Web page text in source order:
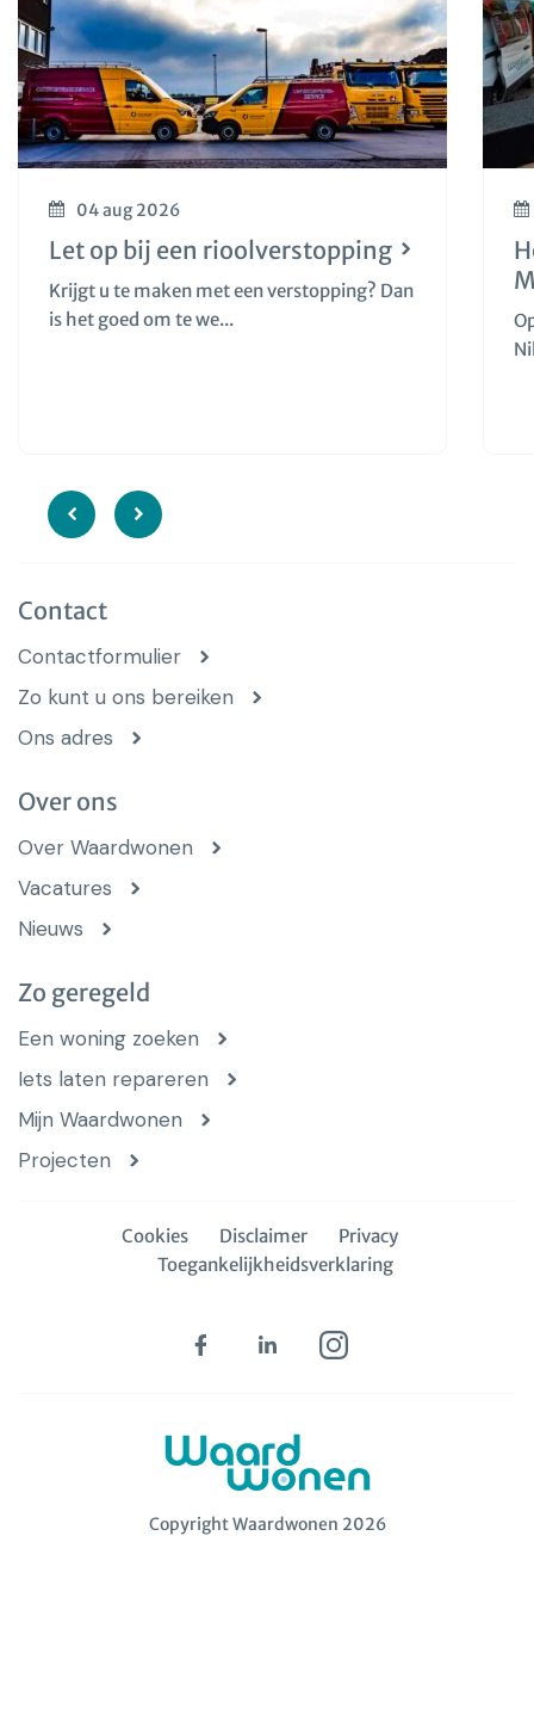
04 aug 2026
Let op bij een rioolverstopping
Krijgt u te maken met een verstopping? Dan
is het goed om te we...
Contact
Contactformulier
Zo kunt u ons bereiken
Ons adres
Over ons
Over Waardwonen
Vacatures
Nieuws
Zo geregeld
Een woning zoeken
Iets laten repareren
Mijn Waardwonen
Projecten
Copyright Waardwonen 2026
Cookies Disclaimer
Privacy
Toegankelijkheidsverklaring